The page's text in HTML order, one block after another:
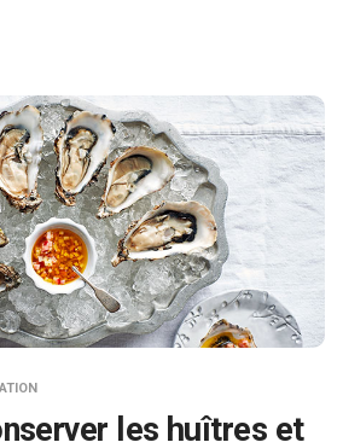
les huîtres et